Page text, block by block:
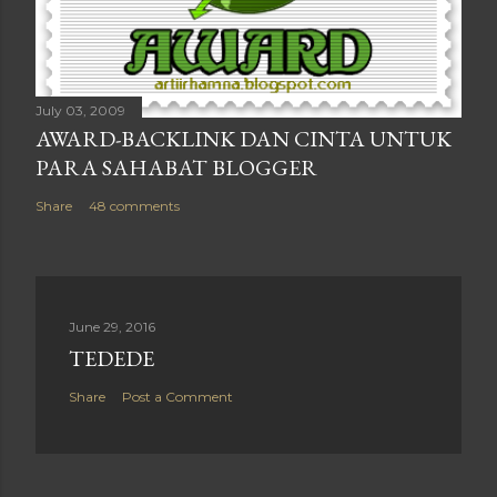
July 03, 2009
AWARD-BACKLINK DAN CINTA UNTUK
PARA SAHABAT BLOGGER
Share 48 comments
June 29, 2016
TEDEDE
Share Post a Comment